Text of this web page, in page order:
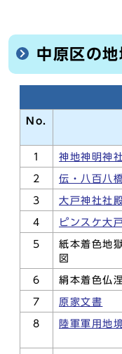
中原区の
No.
1 神地神明神
2 伝・八百八
3 大戸神社社
4 ピンスケ大
5
紙本着色地
図
6 絹本着色仏
7 原家文書
8 陸軍軍用地